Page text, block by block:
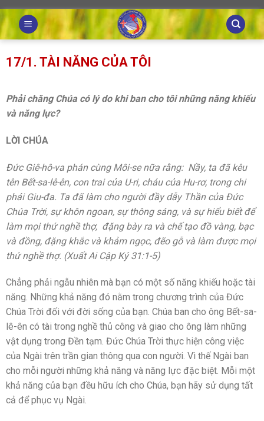
Skip
to
content
17/1. TÀI NĂNG CỦA TÔI
Phải chăng Chúa có lý do khi ban cho tôi những năng khiếu
và năng lực?
LỜI CHÚA
Đức Giê-hô-va phán cùng Môi-se nữa rằng: Nầy, ta đã kêu
tên Bết-sa-lê-ên, con trai của U-ri, cháu của Hu-rơ, trong chi
phái Giu-đa. Ta đã làm cho người đầy dẫy Thần của Đức
Chúa Trời, sự khôn ngoan, sự thông sáng, và sự hiểu biết để
làm mọi thứ nghề thợ, đặng bày ra và chế tạo đồ vàng, bạc
và đồng, đặng khắc và khảm ngọc, đẽo gỗ và làm được mọi
thứ nghề thợ. (Xuất Ai Cập Ký 31:1-5)
Chẳng phải ngẫu nhiên mà bạn có một số năng khiếu hoặc tài
năng. Những khả năng đó nằm trong chương trình của Đức
Chúa Trời đối với đời sống của bạn. Chúa ban cho ông Bết-sa-
lê-ên có tài trong nghề thủ công và giao cho ông làm những
vật dụng trong Đền tạm. Đức Chúa Trời thực hiện công việc
của Ngài trên trần gian thông qua con người. Vì thế Ngài ban
cho mỗi người những khả năng và năng lực đặc biệt. Mỗi một
khả năng của bạn đều hữu ích cho Chúa, bạn hãy sử dụng tất
cả để phục vụ Ngài.